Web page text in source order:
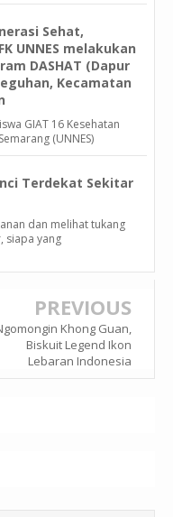
Sehat,
UNNES melakukan
DASHAT (Dapur
Kecamatan
GIAT 16 Kesehatan
(UNNES)
Terdekat Sekitar
dan melihat tukang
siapa yang
PREVIOUS
Khong Guan,
Biskuit Legend Ikon
Lebaran Indonesia